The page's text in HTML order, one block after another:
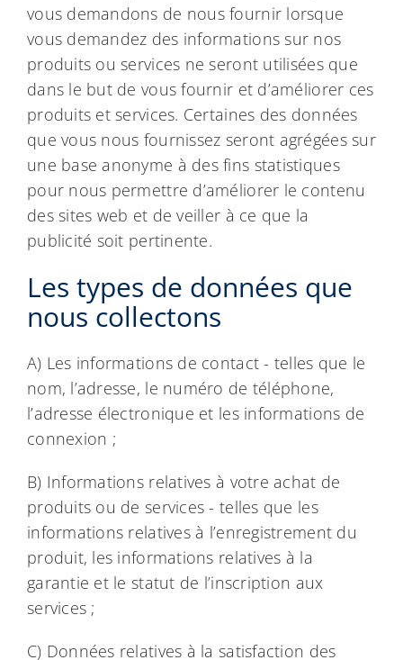
vous demandons de nous fournir lorsque
vous demandez des informations sur nos
produits ou services ne seront utilisées que
dans le but de vous fournir et d’améliorer ces
produits et services. Certaines des données
que vous nous fournissez seront agrégées sur
une base anonyme à des fins statistiques
pour nous permettre d’améliorer le contenu
des sites web et de veiller à ce que la
publicité soit pertinente.
Les types de données que
nous collectons
A) Les informations de contact - telles que le
nom, l’adresse, le numéro de téléphone,
l’adresse électronique et les informations de
connexion ;
B) Informations relatives à votre achat de
produits ou de services - telles que les
informations relatives à l’enregistrement du
produit, les informations relatives à la
garantie et le statut de l’inscription aux
services ;
C) Données relatives à la satisfaction des